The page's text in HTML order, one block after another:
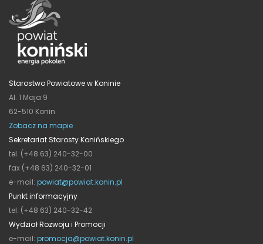
Starostwo Powiatowe w Koninie
Al. 1 Maja 9
62-510 Konin
Zobacz na mapie
Sekretariat Starosty Konińskiego
tel. (+48 63) 240-32-00
fax (+48 63) 240-32-01
e-mail: powiat@powiat.konin.pl
Punkt informacyjny
tel. (+48 63) 240-32-42
Wydział Rozwoju i Promocji
e-mail: promocja@powiat.konin.pl